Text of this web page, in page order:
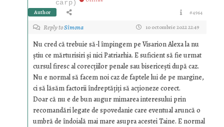
carp)
Author #4964
Reply toSimona 10 octombrie 2022 22:49
Nu cred că trebuie să-l împingem pe Visarion Alexa la nu
știu ce mărturisiri și nici Patriarhia. E suficient să fie urmat
cursul firesc al corecțiilor penale sau bisericești după caz.
Nu e normal să facem noi caz de faptele lui de pe margine,
ci să lăsăm factorii îndreptățiți să acționeze corect.
Doar că nu e de bun augur mimarea interesului prin
recomandări legate de spovedanie care eventual aruncă o
umbră de îndoială mai mare asupra acestei Taine. E normal